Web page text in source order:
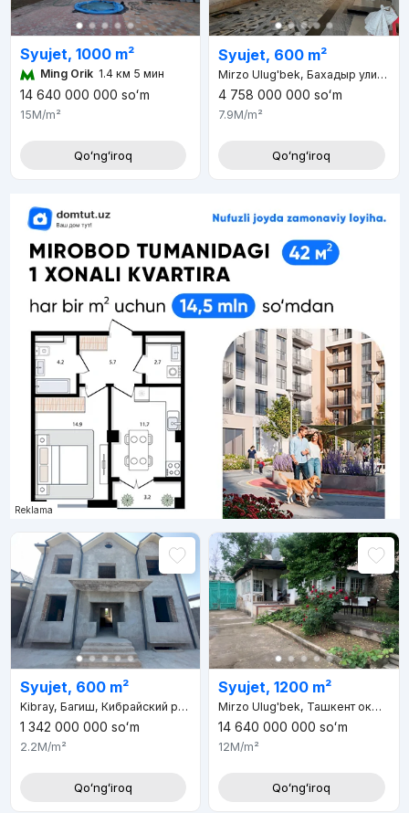
Syujet, 1000 m²
Ming Orik 1.4 км 5 мин
14 640 000 000 soʻm
15M/m²
Qoʻngʻiroq
Syujet, 600 m²
Mirzo Ulug'bek, Бахадыр улица, д.8
4 758 000 000 soʻm
7.9M/m²
Qoʻngʻiroq
Reklama
Syujet, 600 m²
Kibray, Багиш, Кибрайский район, Ташкентская область, 111200, Узбекистан
1 342 000 000 soʻm
2.2M/m²
Qoʻngʻiroq
Syujet, 1200 m²
Mirzo Ulug'bek, Ташкент окшоми улица, д.31
14 640 000 000 soʻm
12M/m²
Qoʻngʻiroq